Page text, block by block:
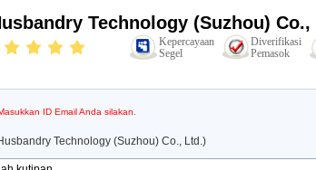
Technology (Suzhou) Co.,
Kepercayaan
Segel
Diverifikasi
Pemasok
ID Email Anda silakan.
Technology (Suzhou) Co., Ltd.)